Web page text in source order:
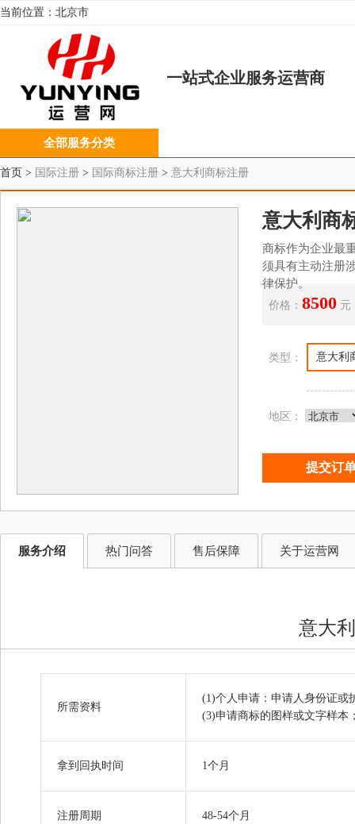
当前位置： 北京市
一站式企业服务运营商
全部服务分类
首页 > 国际注册 > 国际商标注册 > 意大利商标注册
意大利商
商标作为企业最
须具有主动注册
律保护。
价格： 8500 元
类型： 意大利
地区：
服务介绍 热门问答 售后保障 关于运营网
意大
所需资料
(1)个人申请：申请人身份证或
(3)申请商标的图样或文字样本
拿到回执时间 1个月
注册周期 48-54个月